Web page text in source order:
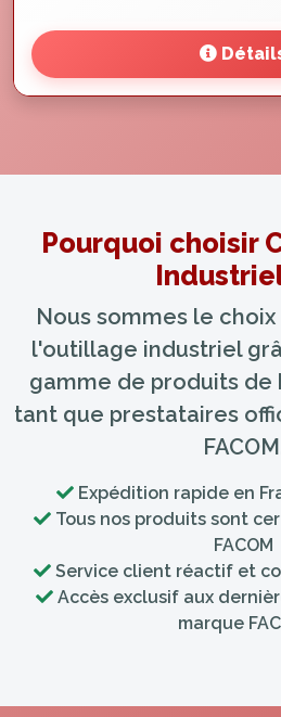
Pourquoi choisir
Nous sommes le
l'outillage industriel
gamme de produits de
tant que prestataires
Expédition rapide en
Tous nos produits sont
FACOM
Service client réactif et
Accès exclusif aux
marque